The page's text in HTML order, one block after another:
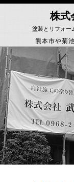
塗装とリフォー
株式
熊本市や菊